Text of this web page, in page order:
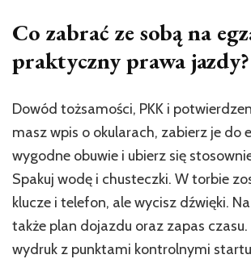
Co zabrać ze sobą na
praktyczny prawa jazdy?
Dowód tożsamości, PKK i
masz wpis o okularach, zabierz je do
wygodne obuwie i ubierz się
Spakuj wodę i chusteczki. W torbie
klucze i telefon, ale wycisz dźwięki.
także plan dojazdu oraz zapas
wydruk z punktami kontrolnymi